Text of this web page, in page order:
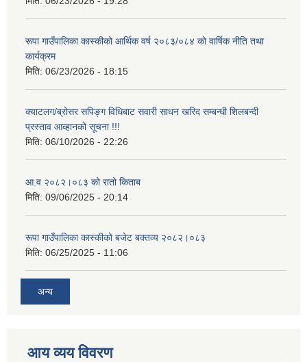
रूपा गाउँपालिका कास्कीको आर्थिक वर्ष २०८३/०८४ को वार्षिक नीति तथा
कार्यक्रम
मिति: 06/23/2026 - 18:15
क्याटलग/ब्रोसर सपिङ्ग विधिबाट सवारी साधन खरिद सम्बन्धी शिलबन्दी
प्रस्ताव आव्हानको सूचना !!!
मिति: 06/10/2026 - 22:26
आ.व २०८२।०८३ को रातो किताब
मिति: 09/06/2025 - 20:14
रूपा गाउँपालिका कास्कीको बजेट बक्तव्य २०८२।०८३
मिति: 06/25/2025 - 11:06
अन्य
आय व्यय विवरण